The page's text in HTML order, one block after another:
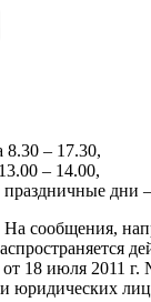
8.30 – 17.30,
– 14.00,
праздничные дни
сообщения,
от 18 июля 2011
юридических